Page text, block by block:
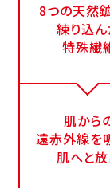
8つの天然
練り込
特殊繊
肌から
遠赤外線を
肌へと